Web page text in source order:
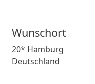
Wunschort
20* Hamburg
Deutschland